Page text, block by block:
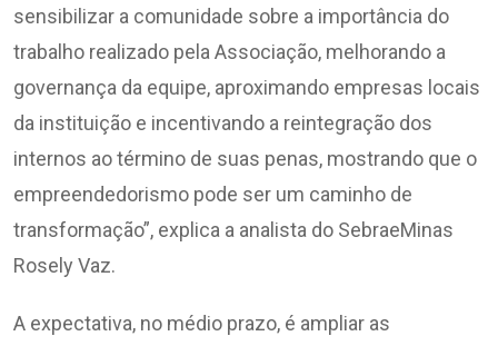
sensibilizar a comunidade sobre a importância do
trabalho realizado pela Associação, melhorando a
governança da equipe, aproximando empresas locais
da instituição e incentivando a reintegração dos
internos ao término de suas penas, mostrando que o
empreendedorismo pode ser um caminho de
transformação”, explica a analista do SebraeMinas
Rosely Vaz.
A expectativa, no médio prazo, é ampliar as